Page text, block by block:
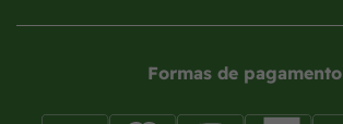
Formas de pagamento